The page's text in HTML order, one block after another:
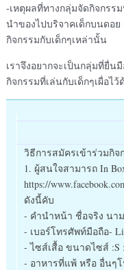
-เหตุผลที่ทางกลุ่มจัดกิจกรร
นำของไปบริจาคเด็กบนดอ
กิจกรรมกับเด็กๆเหล่านั้น
เราจึงอยากจะเป็นกลุ่มที่ยื่น
กิจกรรมที่เล่นกับเด็กๆเผื่อไว้
วิธีการสมัครเข้าร่วมกิจ
1. ผู้สนใจสามารถ In
https://
ดังนี้คับ
- คำนำหน้า ชื่อจริง นา
- เบอร์โทรศัพท์มือถือ-
- ไซส์เสื้อ ขนาดไซส์ :S
- อาหารที่แพ้ หรือ อื่นๆ